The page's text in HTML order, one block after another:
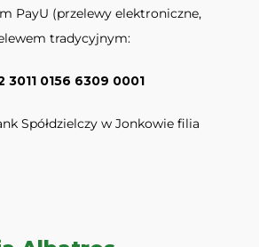
PayU (przelewy elektroniczne,
tradycyjnym:
3011 0156 6309 0001
Spółdzielczy w Jonkowie filia